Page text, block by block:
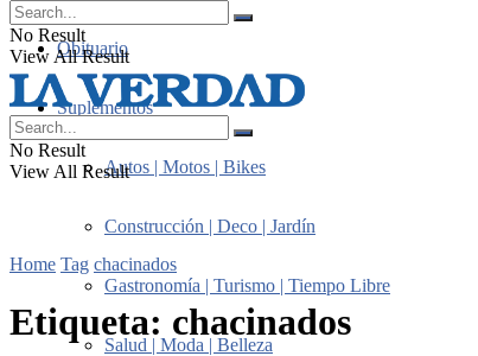
Obituario
Suplementos
Autos | Motos | Bikes
Construcción | Deco | Jardín
Gastronomía | Turismo | Tiempo Libre
Salud | Moda | Belleza
No Result
View All Result
No Result
View All Result
Home Tag chacinados
Etiqueta: chacinados